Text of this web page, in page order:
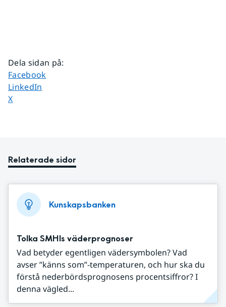
Dela sidan på:
Dela sidan på
Facebook
Dela sidan på
LinkedIn
Dela sidan på
X
Relaterade sidor
Kunskapsbanken
Tolka SMHIs väderprognoser
Vad betyder egentligen vädersymbolen? Vad
avser ”känns som”-temperaturen, och hur ska du
förstå nederbördsprognosens procentsiffror? I
denna vägled...